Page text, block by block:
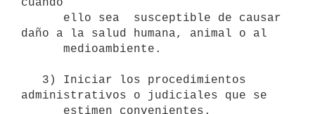
daño a la salud humana, animal o al
administrativos o judiciales que se